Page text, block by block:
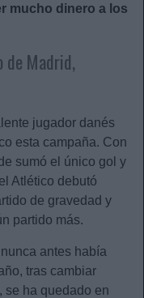
mucho dinero a los
de Madrid,
jugador danés
esta campaña. Con
sumó el único gol y
Atlético debutó
de gravedad y
partido más.
antes había
tras cambiar
se ha quedado en